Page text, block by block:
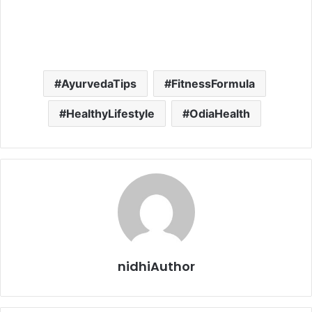
AyurvedaTips FitnessFormula
HealthyLifestyle OdiaHealth
nidhiAuthor